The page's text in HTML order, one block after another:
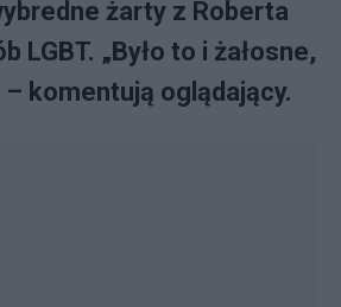
żarty z Roberta
LGBT. „Było to i żałosne,
komentują oglądający.